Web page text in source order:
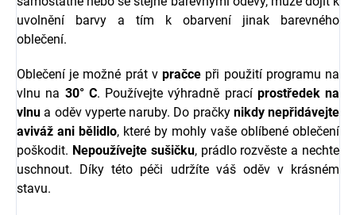
uvolnění barvy a tím k obarvení jinak barevného
oblečení.
Oblečení je možné prát vpračce při použití programu na
vlnu na 30° C. Používejte výhradně prací prostředek na
vlnu a oděv vyperte naruby. Do pračky nikdy nepřidávejte
aviváž ani bělidlo, které by mohly vaše oblíbené oblečení
poškodit. Nepoužívejte sušičku, prádlo rozvěste a nechte
uschnout. Díky této péči udržíte váš oděv v krásném
stavu.